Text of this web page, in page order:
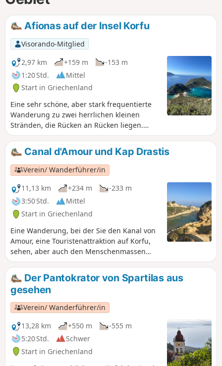
Afionas auf der Insel Korfu
Visorando-Mitglied
2,97 km
+159 m
-153 m
1:20 Std.
Mittel
Start in Griechenland
Eine sehr schöne, aber stark frequentierte
Wanderung zu zwei herrlichen kleinen
Stränden, die Rücken an Rücken liegen.
Wunderschöne Aussichtspunkte.
Canal d'Amour und Kap Drastis
Verein/ Wanderführer/in
11,13 km
+234 m
-233 m
3:50 Std.
Mittel
Start in Griechenland
Eine Wanderung, bei der Sie den Kanal von
Amour, eine Touristenattraktion auf Korfu,
sehen, aber auch den Menschenmassen
entfliehen können, um sich in der Natur
wiederzufinden und das hübsche Kap
Drastis zu erreichen, wo Sie in der Nähe
baden können.
Der Pantokrator von Spartilas aus
gesehen
Verein/ Wanderführer/in
13,28 km
+550 m
-555 m
5:20 Std.
Schwer
Start in Griechenland